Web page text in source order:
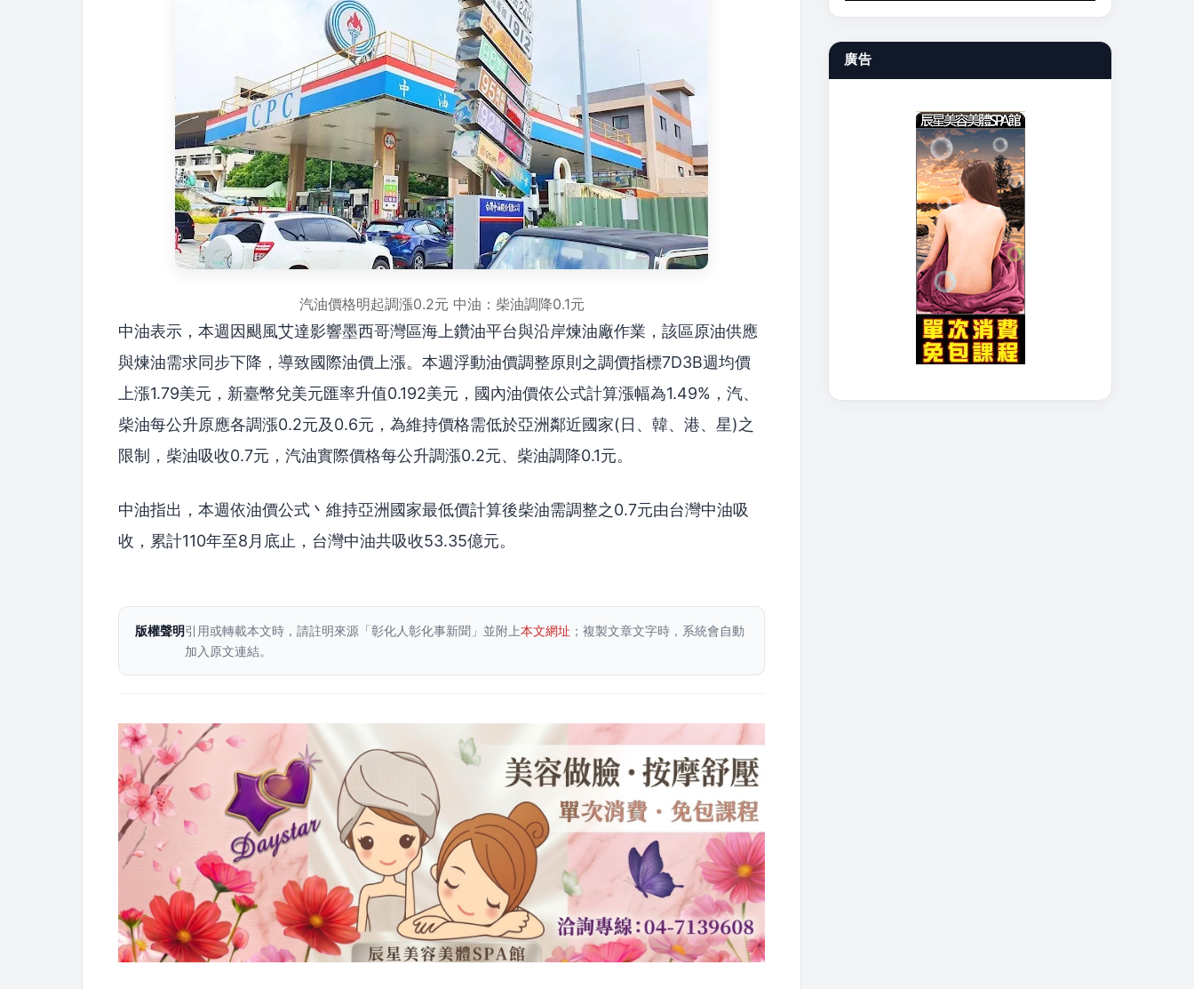
汽油價格明起調漲0.2元 中油：柴油調降0.1元
中油表示，本週因颶風艾達影響墨西哥灣區海上鑽油平台與沿岸煉油廠作業，該區原油供應
與煉油需求同步下降，導致國際油價上漲。本週浮動油價調整原則之調價指標7D3B週均價
上漲1.79美元，新臺幣兌美元匯率升值0.192美元，國內油價依公式計算漲幅為1.49%，汽、
柴油每公升原應各調漲0.2元及0.6元，為維持價格需低於亞洲鄰近國家(日、韓、港、星)之
限制，柴油吸收0.7元，汽油實際價格每公升調漲0.2元、柴油調降0.1元。
中油指出，本週依油價公式丶維持亞洲國家最低價計算後柴油需調整之0.7元由台灣中油吸
收，累計110年至8月底止，台灣中油共吸收53.35億元。
版權聲明引用或轉載本文時，請註明來源「彰化人彰化事新聞」並附上本文網址 ；複製文章文字時，系統會自動
加入原文連結。
廣告